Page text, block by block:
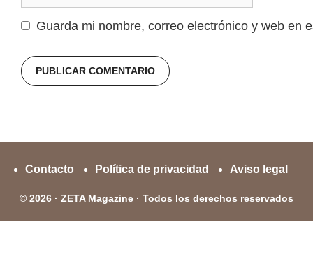
Guarda mi nombre, correo electrónico y web en
Contacto Política de privacidad Aviso legal
© 2026 · ZETA Magazine · Todos los derechos reservados